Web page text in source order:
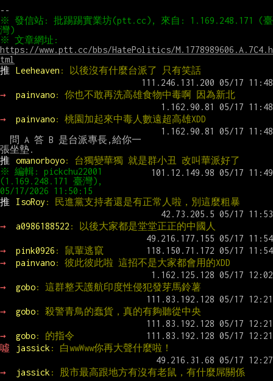
※ 發信站: 批踢踢實業坊(ptt.cc), 來自: 1.169.248.171 (臺
https://www.ptt.cc/bbs/HatePolitics/M.1778989606.A.7C4.h
tml
推
Leeheaven : 以後沒有什麼台派了 只有笑話
→ painvano: 你也不敢再洗高雄食物中毒啊 因為新北
→ painvano: 桃園加起來中毒人數遠超高雄XDD
推
omanorboyo: 台獨變華獨 就是群小丑 改叫華派好了
※ 編輯: pickchu22001
(1.169.248.171 臺灣),
推
IsoRoy : 民進黨支持者還是有正常人啦，別這麼粗暴
→ a0986188522 : 以後大家都是堂堂正正的中國人
→ pink0926 : 鼠輩逃竄
→
painvano: 彼此彼此啦 這招不是大家都會用的XDD
→ gobo: 這群整天護航印度性侵犯發芽馬鈴薯
→ gobo: 殺警青鳥的蠢貨，真的有夠聽從中央
→ gobo: 的指令
噓
jassick : 白wwWww你再大聲什麼啦！
→ jassick : 股市最高跟地方有沒有老鼠，有什麼屌關係